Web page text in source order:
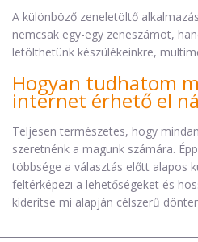
A különböző zeneletöltő
nemcsak egy-egy zeneszámot,
letölthetünk készülékeinkre,
Hogyan tudhatom
internet érhető el
Teljesen természetes, hogy
szeretnénk a magunk számára.
többsége a választás előtt alapos
feltérképezi a lehetőségeket és
kiderítse mi alapján célszerű